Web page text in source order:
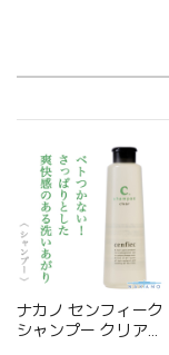
ナカノ センフィーク
シャンプー クリア